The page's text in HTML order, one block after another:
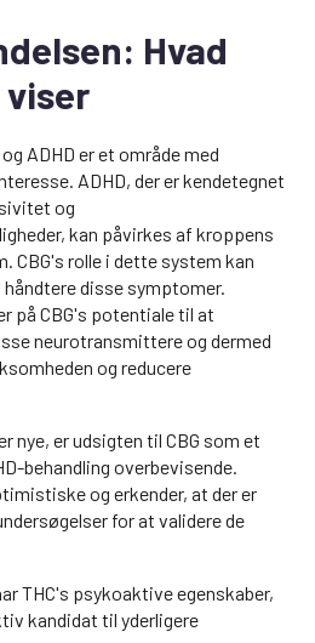
Hvad
ADHD er et område med
ADHD, der er kendetegnet
og
kan påvirkes af kroppens
CBG's rolle i dette system kan
disse symptomer.
på CBG's potentiale til at
neurotransmittere og dermed
og reducere
nye, er udsigten til CBG som et
behandling overbevisende.
og erkender, at der er
for at validere de
THC's psykoaktive egenskaber,
kandidat til yderligere